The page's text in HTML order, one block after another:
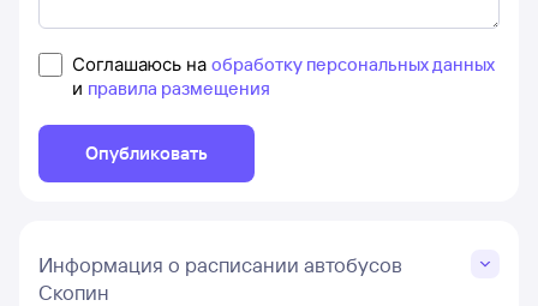
Соглашаюсь на обработку персональных данных
и правила размещения
Опубликовать
Информация о расписании автобусов
Скопин